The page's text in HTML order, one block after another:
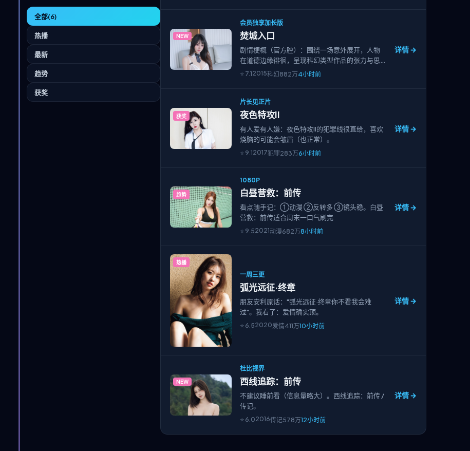
全部(6)
热播
最新
趋势
获奖
NEW
会员独享加长版
焚城入口
剧情梗概（官方腔）：围绕一场意外展开，人物
在道德边缘徘徊，呈现科幻类型作品的张力与思
考——焚城入口。
⭐ 7.12015科幻882万4小时前
详情 →
获奖
片长见正片
夜色特攻II
有人爱有人嫌：夜色特攻II的犯罪线很直给，喜欢
烧脑的可能会皱眉（也正常）。
⭐ 9.12017犯罪283万6小时前
详情 →
趋势
1080P
白昼营救：前传
看点随手记：①动漫 ②反转多 ③镜头稳。白昼
营救：前传适合周末一口气刷完
⭐ 9.52021动漫682万8小时前
详情 →
热播
一周三更
弧光远征·终章
朋友安利原话："弧光远征·终章你不看我会难
过"。我看了：爱情确实顶。
⭐ 6.52020爱情411万10小时前
详情 →
NEW
杜比视界
西线追踪：前传
不建议睡前看（信息量略大）。西线追踪：前传 /
传记。
⭐ 6.02016传记578万12小时前
详情 →